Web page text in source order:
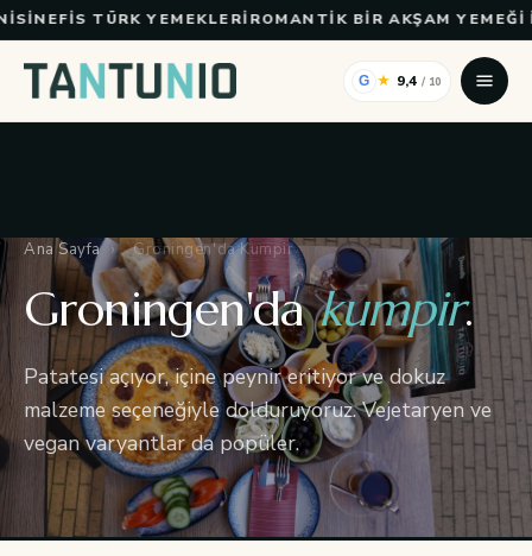
İçeriğe atla
NEFIS TÜRK YEMEKLERIROMANTIK BIR AKŞAM YEMEĞI
G ★ 9,4 / 10
Ana Sayfa › Groningen'da Kumpir
Groningen'dakumpir.
Patatesi açıyor, içine peynir eritiyor ve dokuz
malzeme seçeneğiyle dolduruyoruz. Vejetaryen ve
vegan varyantlar da popüler.